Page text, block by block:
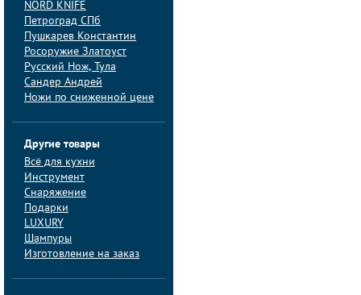
NORD KNIFE
Петроград СПб
Пушкарев Константин
Росоружие Златоуст
Русский Нож, Тула
Сандер Андрей
Ножи по сниженной цене
Другие товары
Всё для кухни
Инструмент
Снаряжение
Подарки
LUXURY
Шампуры
Изготовление на заказ